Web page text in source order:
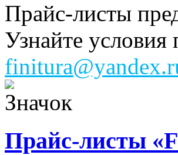
Прайс-листы
Узнайте условия
Прайс-листы